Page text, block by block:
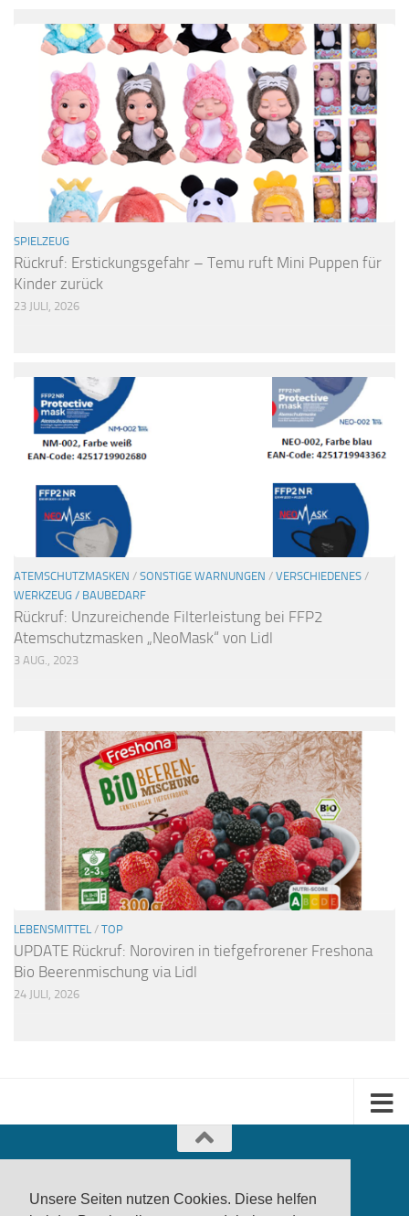
Unsere Seiten nutzen Cookies. Diese helfen
SPIELZEUG
Rückruf: Erstickungsgefahr – Temu ruft Mini Puppen für
Kinder zurück
23 JULI, 2026
ATEMSCHUTZMASKEN / SONSTIGE WARNUNGEN / VERSCHIEDENES /
WERKZEUG / BAUBEDARF
Rückruf: Unzureichende Filterleistung bei FFP2
Atemschutzmasken „NeoMask“ von Lidl
3 AUG., 2023
LEBENSMITTEL / TOP
UPDATE Rückruf: Noroviren in tiefgefrorener Freshona
Bio Beerenmischung via Lidl
24 JULI, 2026